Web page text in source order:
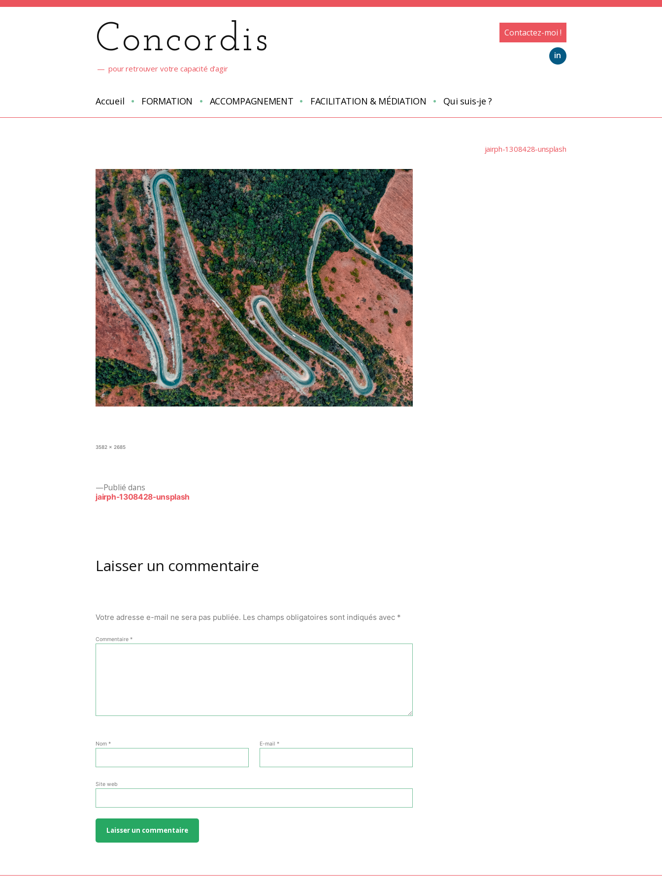
Concordis
pour retrouver votre capacité d'agir
Contactez-moi !
in
Accueil FORMATION ACCOMPAGNEMENT FACILITATION & MÉDIATION Qui suis-je ?
jairph-1308428-unsplash
Taille
3582 × 2685
Publié dans
jairph-1308428-unsplash
Laisser un commentaire
Votre adresse e-mail ne sera pas publiée. Les champs obligatoires sont indiqués avec *
Commentaire*
Nom* E-mail*
Site web